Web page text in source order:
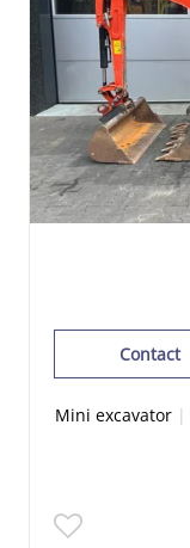
Contact
Mini excavator |